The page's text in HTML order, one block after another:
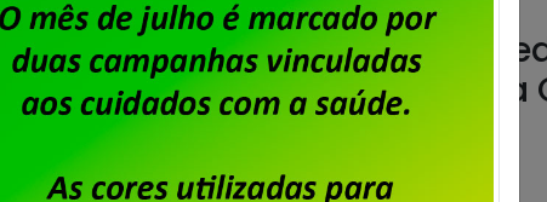
Dataprev decide mudar sua
prédio mais caro do Centro da
Publicado por